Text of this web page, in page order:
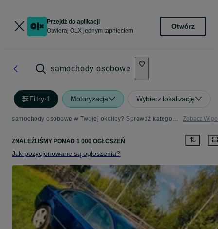
Przejdź do aplikacji
Otwieraj OLX jednym tapnięciem
Otwórz
samochody osobowe
Filtry·1 Motoryzacja Wybierz lokalizację
samochody osobowe w Twojej okolicy? Sprawdź kategorię Motoryzacja - Strona 3 Zobacz
ZNALEŹLIŚMY PONAD 1 000 OGŁOSZEŃ
Jak pozycjonowane są ogłoszenia?